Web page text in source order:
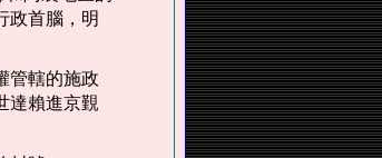
政首腦，明
管轄的施政
達賴進京覲